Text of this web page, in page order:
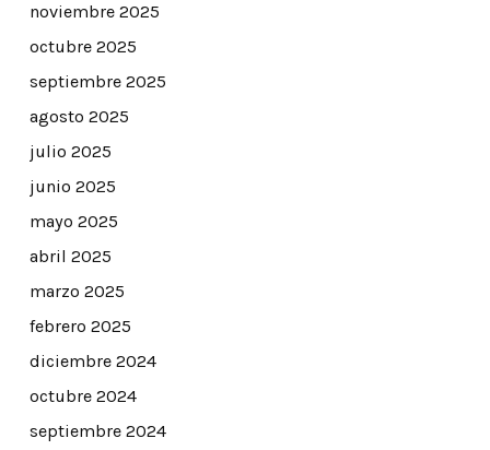
noviembre 2025
octubre 2025
septiembre 2025
agosto 2025
julio 2025
junio 2025
mayo 2025
abril 2025
marzo 2025
febrero 2025
diciembre 2024
octubre 2024
septiembre 2024